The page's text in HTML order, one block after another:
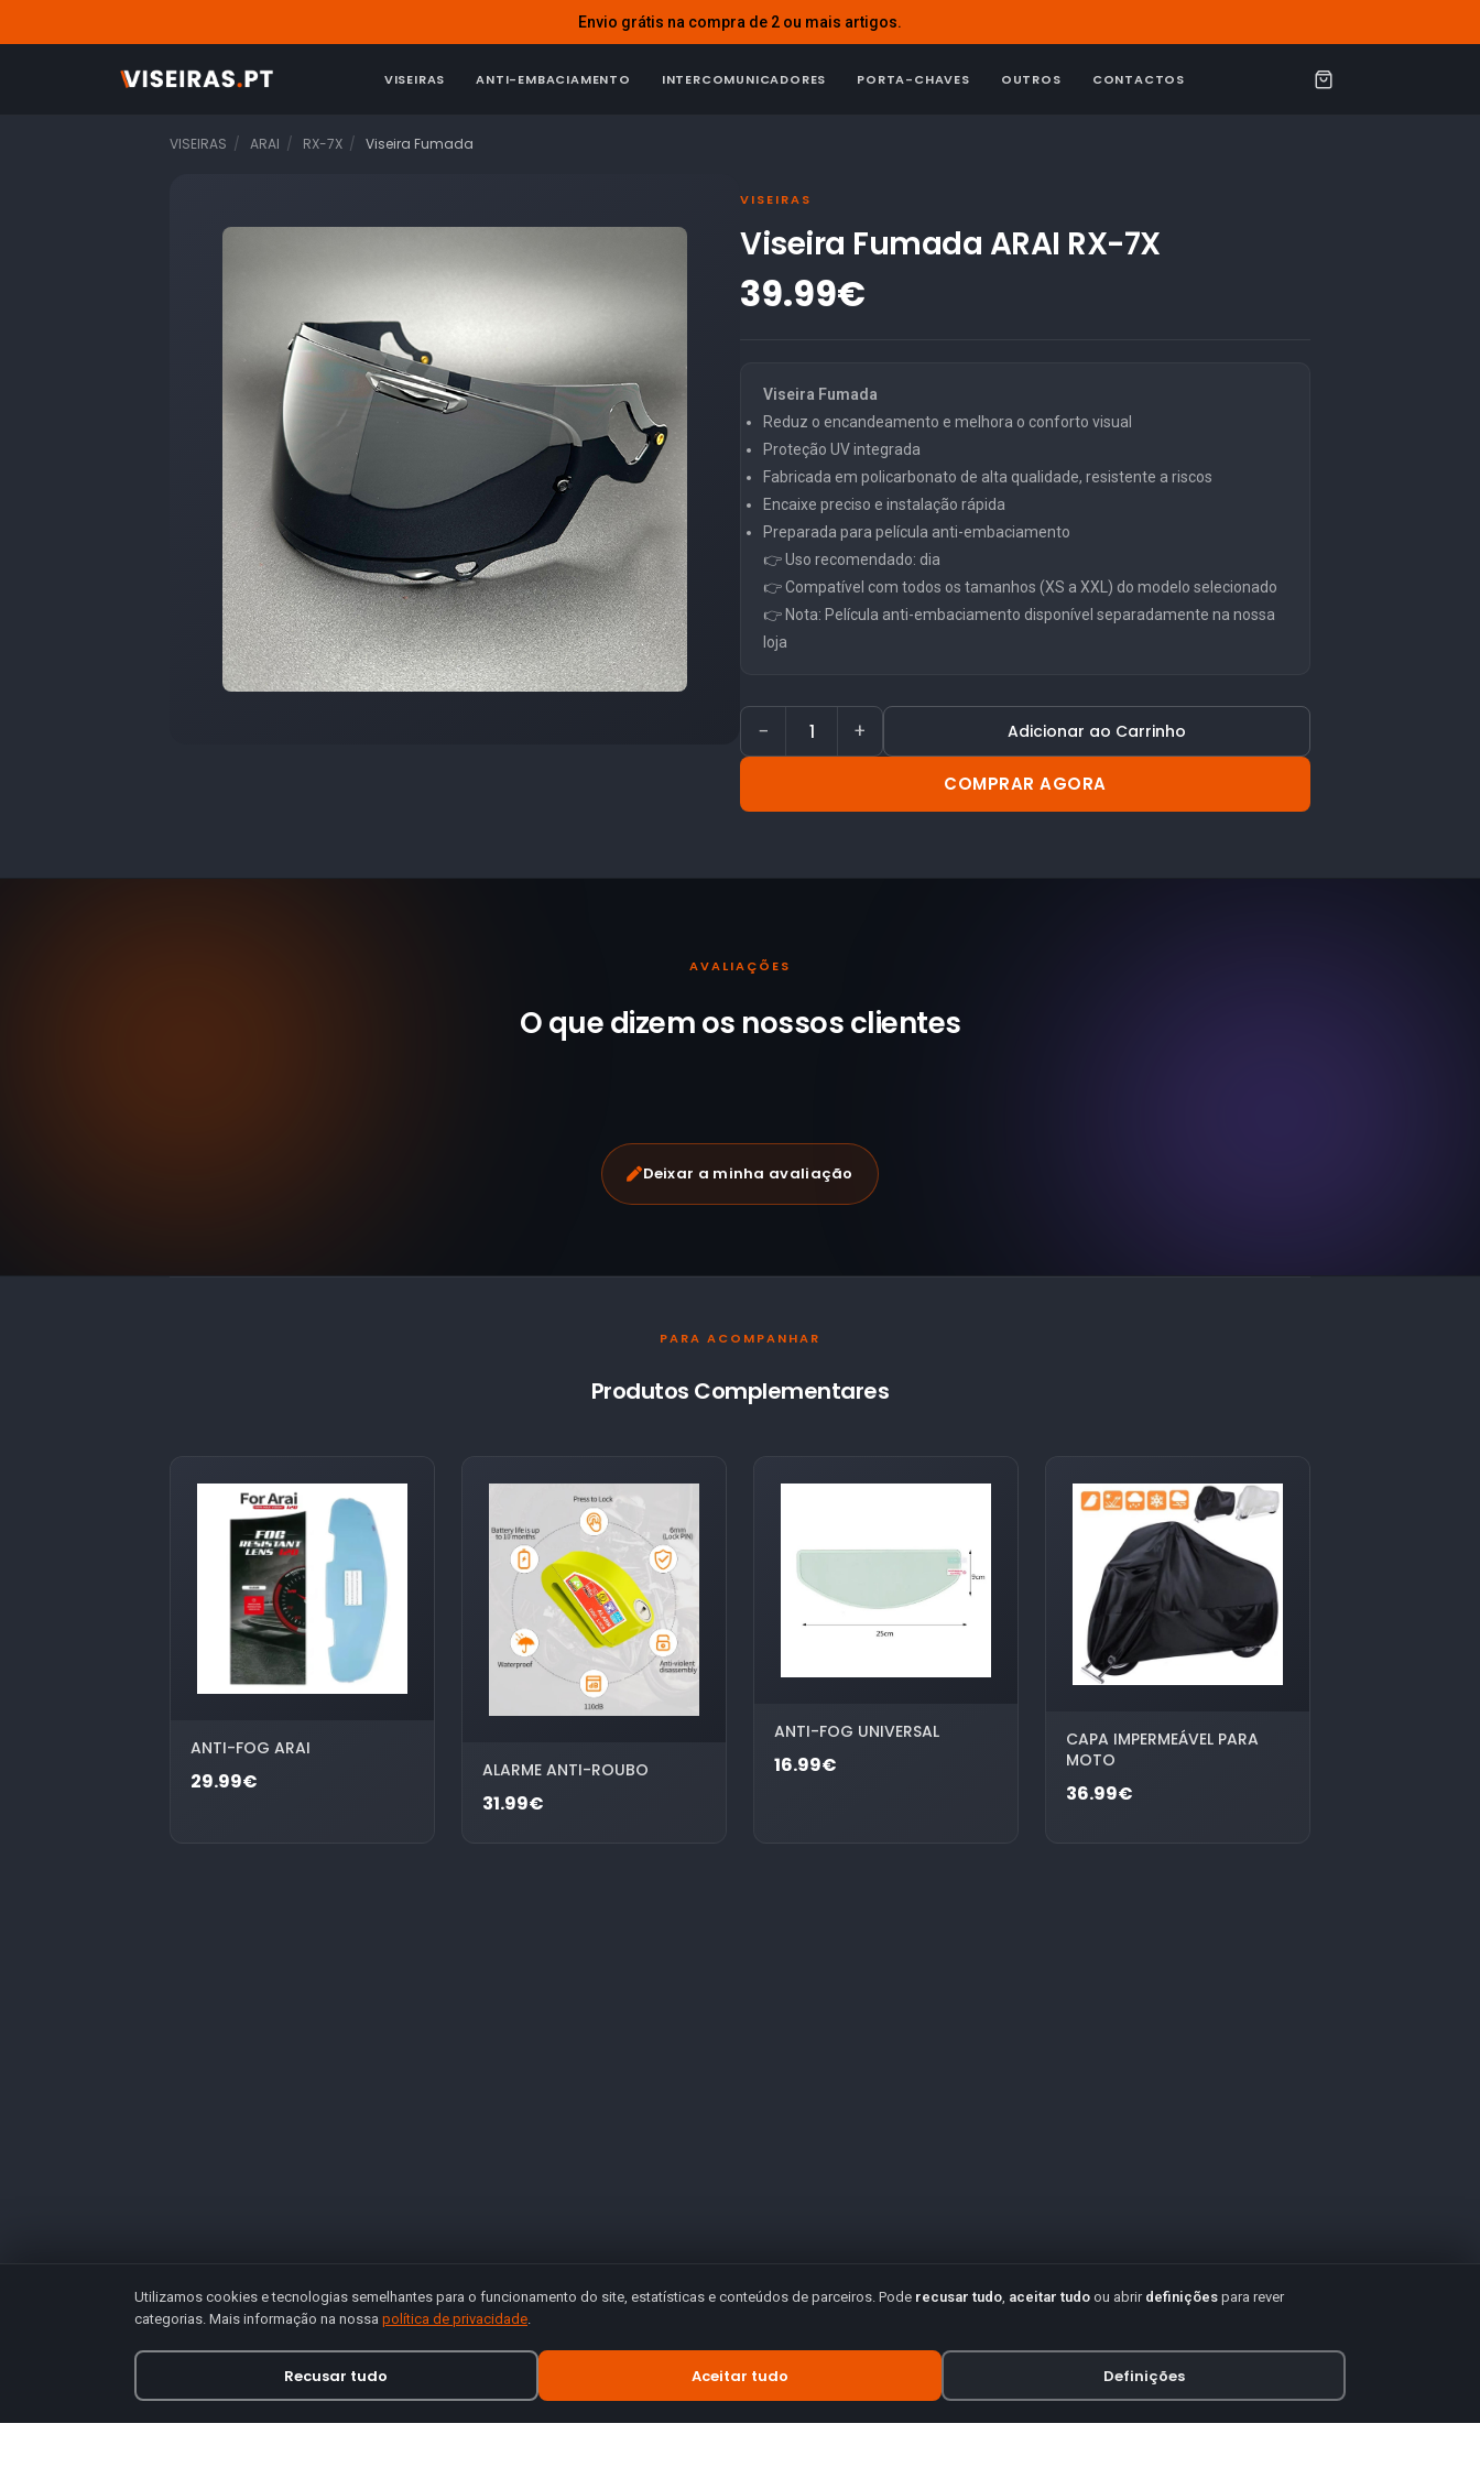
Envio grátis na compra de 2 ou mais artigos.
VISEIRAS ANTI-EMBACIAMENTO INTERCOMUNICADORES PORTA-CHAVES OUTROS CONTACTOS
C
VISEIRAS ARAI RX-7X Viseira Fumada
VISEIRAS
Viseira Fumada ARAI RX-7X
39.99€
Viseira Fumada
Reduz o encandeamento e melhora o conforto visual
Proteção UV integrada
Fabricada em policarbonato de alta qualidade, resistente a riscos
Encaixe preciso e instalação rápida
Preparada para película anti-embaciamento
👉 Uso recomendado: dia
👉 Compatível com todos os tamanhos (XS a XXL) do modelo selecionado
👉 Nota: Película anti-embaciamento disponível separadamente na nossa
loja
− + Adicionar ao Carrinho
COMPRAR AGORA
AVALIAÇÕES
O que dizem os nossosclientes
Deixar a minha avaliação
PARA ACOMPANHAR
Produtos Complementares
ANTI-FOG ARAI
29.99€ ALARME ANTI-ROUBO
31.99€
ANTI-FOG UNIVERSAL
16.99€
CAPA IMPERMEÁVEL PARA
MOTO
36.99€
Utilizamos cookies e tecnologias semelhantes para o funcionamento do site, estatísticas e conteúdos de parceiros. Pode recusar tudo, aceitar tudo ou abrir definições para rever
categorias. Mais informação na nossa política de privacidade.
Recusar tudo Aceitar tudo Definições